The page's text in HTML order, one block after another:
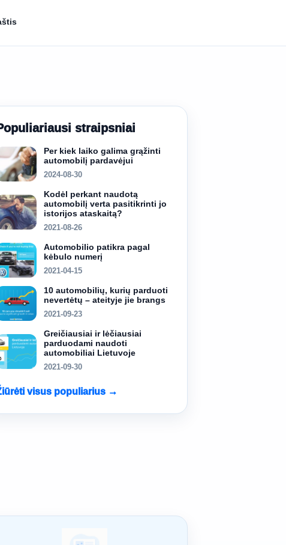
straipsniai
Per kiek laiko galima grąžinti
automobilį pardavėjui
2024-08-30
Kodėl perkant naudotą
automobilį verta pasitikrinti jo
istorijos ataskaitą?
2021-08-26
Automobilio patikra pagal
kėbulo numerį
2021-04-15
10 automobilių, kurių parduoti
nevertėtų – ateityje jie brangs
2021-09-23
Greičiausiai ir lėčiausiai
parduodami naudoti
automobiliai Lietuvoje
2021-09-30
visus populiarius →